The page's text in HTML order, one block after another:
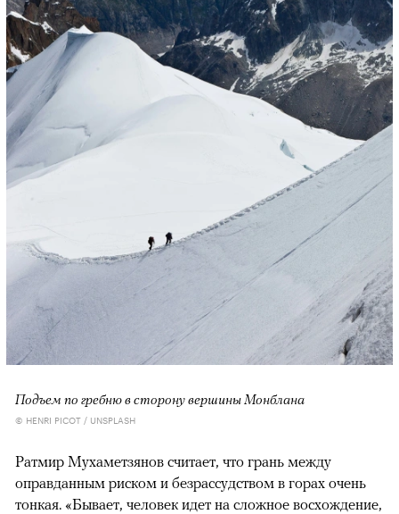
Подъем по гребню в сторону вершины Монблана
© HENRI PICOT / UNSPLASH
Ратмир Мухаметзянов считает, что грань между
оправданным риском и безрассудством в горах очень
тонкая. «Бывает, человек идет на сложное восхождение,